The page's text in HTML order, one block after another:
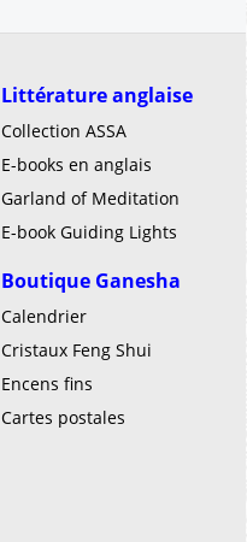
Littérature anglaise
Collection ASSA
E-books en anglais
Garland of Meditation
E-book Guiding Lights
Boutique Ganesha
Calendrier
Cristaux Feng Shui
Encens fins
Cartes postales